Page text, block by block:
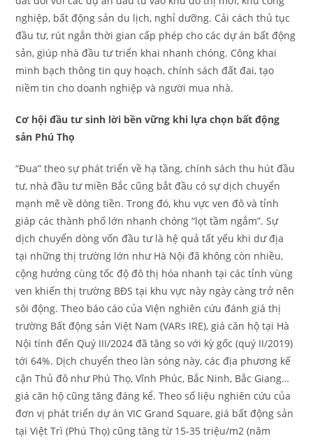
nghiệp, bất động sản du lịch, nghỉ dưỡng. Cải cách thủ tục
đầu tư, rút ngắn thời gian cấp phép cho các dự án bất động
sản, giúp nhà đầu tư triển khai nhanh chóng. Công khai
minh bạch thông tin quy hoạch, chính sách đất đai, tạo
niềm tin cho doanh nghiệp và người mua nhà.
Cơ hội đầu tư sinh lời bền vững khi lựa chọn bất động
sản Phú Thọ
“Đua” theo sự phát triển về hạ tầng, chính sách thu hút đầu
tư, nhà đầu tư miền Bắc cũng bắt đầu có sự dịch chuyển
mạnh mẽ về dòng tiền. Trong đó, khu vực ven đô và tỉnh
giáp các thành phố lớn nhanh chóng “lọt tầm ngắm”. Sự
dịch chuyển dòng vốn đầu tư là hệ quả tất yếu khi dư địa
tại những thị trường lớn như Hà Nội đã không còn nhiều,
cộng hưởng cùng tốc độ đô thị hóa nhanh tại các tỉnh vùng
ven khiến thị trường BĐS tại khu vực này ngày càng trở nên
sôi động. Theo báo cáo của Viện nghiên cứu đánh giá thị
trường Bất động sản Việt Nam (VARs IRE), giá căn hộ tại Hà
Nội tính đến Quý III/2024 đã tăng so với kỳ gốc (quý II/2019)
tới 64%. Dịch chuyển theo làn sóng này, các địa phương kế
cận Thủ đô như Phú Thọ, Vĩnh Phúc, Bắc Ninh, Bắc Giang…
giá căn hộ cũng tăng đáng kể. Theo số liệu nghiên cứu của
đơn vị phát triển dự án VIC Grand Square, giá bất động sản
tại Việt Trì (Phú Thọ) cũng tăng từ 15-35 triệu/m2 (năm